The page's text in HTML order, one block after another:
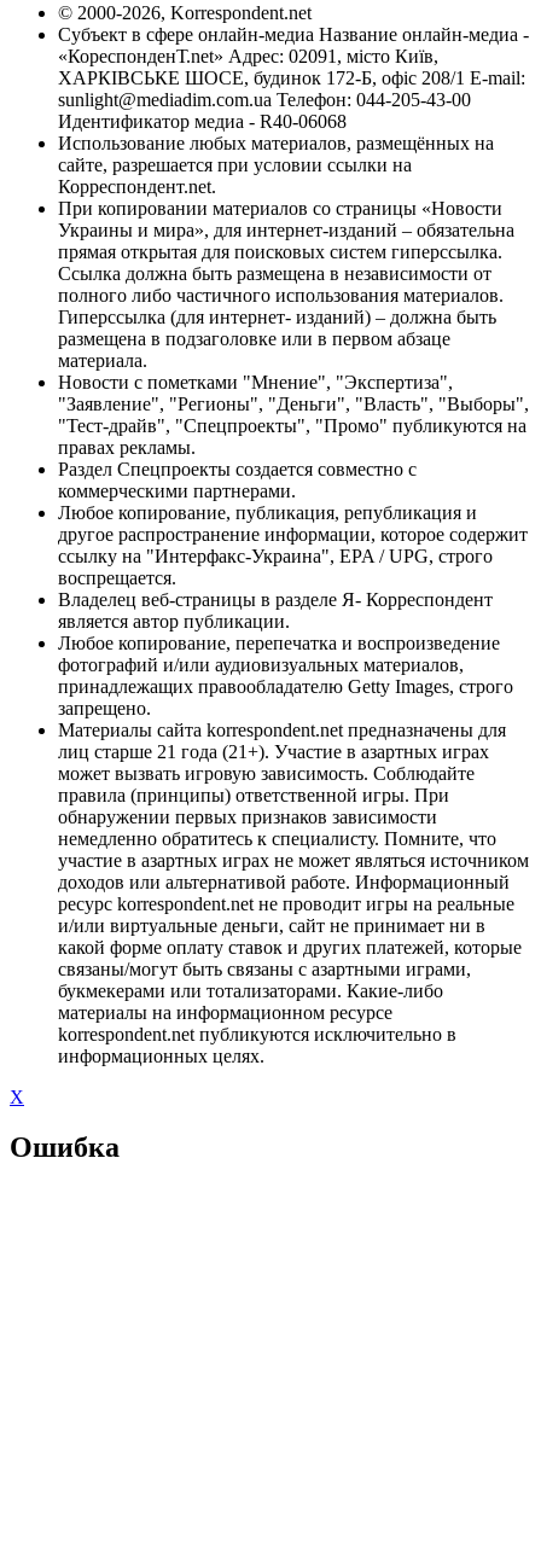
© 2000-2026, Korrespondent.net
Субъект в сфере онлайн-медиа Название онлайн-медиа -
«КореспонденТ.net» Адрес: 02091, місто Київ,
ХАРКІВСЬКЕ ШОСЕ, будинок 172-Б, офіс 208/1 E-mail:
sunlight@mediadim.com.ua Телефон: 044-205-43-00
Идентификатор медиа - R40-06068
Использование любых материалов, размещённых на
сайте, разрешается при условии ссылки на
Корреспондент.net.
При копировании материалов со страницы «Новости
Украины и мира», для интернет-изданий – обязательна
прямая открытая для поисковых систем гиперссылка.
Ссылка должна быть размещена в независимости от
полного либо частичного использования материалов.
Гиперссылка (для интернет- изданий) – должна быть
размещена в подзаголовке или в первом абзаце
материала.
Новости с пометками "Мнение", "Экспертиза",
"Заявление", "Регионы", "Деньги", "Власть", "Выборы",
"Тест-драйв", "Спецпроекты", "Промо" публикуются на
правах рекламы.
Раздел Спецпроекты создается совместно с
коммерческими партнерами.
Любое копирование, публикация, републикация и
другое распространение информации, которое содержит
ссылку на "Интерфакс-Украина", EPA / UPG, строго
воспрещается.
Владелец веб-страницы в разделе Я- Корреспондент
является автор публикации.
Любое копирование, перепечатка и воспроизведение
фотографий и/или аудиовизуальных материалов,
принадлежащих правообладателю Getty Images, строго
запрещено.
Материалы сайта korrespondent.net предназначены для
лиц старше 21 года (21+). Участие в азартных играх
может вызвать игровую зависимость. Соблюдайте
правила (принципы) ответственной игры. При
обнаружении первых признаков зависимости
немедленно обратитесь к специалисту. Помните, что
участие в азартных играх не может являться источником
доходов или альтернативой работе. Информационный
ресурс korrespondent.net не проводит игры на реальные
и/или виртуальные деньги, сайт не принимает ни в
какой форме оплату ставок и других платежей, которые
связаны/могут быть связаны с азартными играми,
букмекерами или тотализаторами. Какие-либо
материалы на информационном ресурсе
korrespondent.net публикуются исключительно в
информационных целях.
X
Ошибка